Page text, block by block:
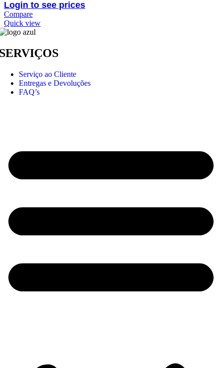
Login to see prices
Compare
Quick view
Serviço ao Cliente
Entregas e Devoluções
FAQ’s